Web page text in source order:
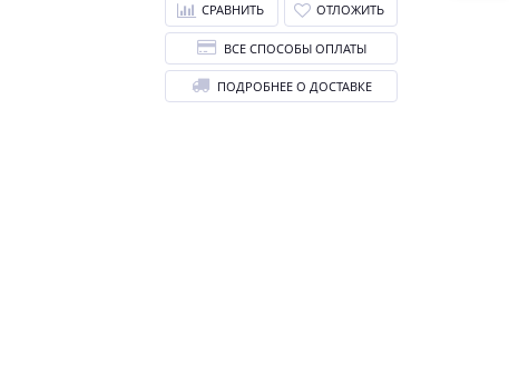
СРАВНИТЬ ОТЛОЖИТЬ
ВСЕ СПОСОБЫ ОПЛАТЫ
ПОДРОБНЕЕ О ДОСТАВКЕ